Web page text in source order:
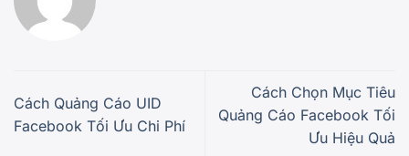
Cách Quảng Cáo UID
Facebook Tối Ưu Chi Phí
Cách Chọn Mục Tiêu
Quảng Cáo Facebook Tối
Ưu Hiệu Quả